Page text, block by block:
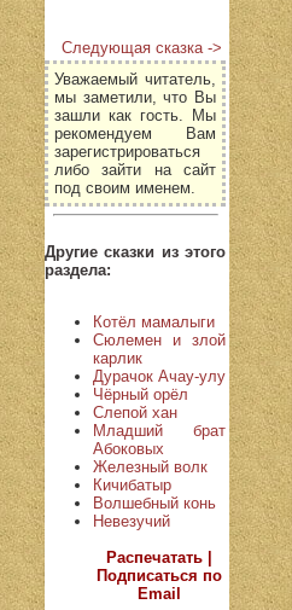
Следующая сказка ->
Уважаемый читатель,
мы заметили, что Вы
зашли как гость. Мы
рекомендуем Вам
зарегистрироваться
либо зайти на сайт
под своим именем.
Другие сказки из этого
раздела:
Котёл мамалыги
Сюлемен и злой
карлик
Дурачок Ачау-улу
Чёрный орёл
Слепой хан
Младший брат
Абоковых
Железный волк
Кичибатыр
Волшебный конь
Невезучий
Распечатать |
Подписаться по
Email